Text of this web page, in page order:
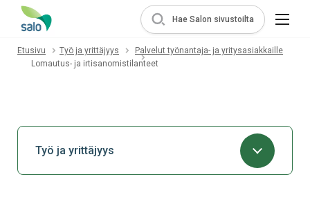
Hae Salon sivustoilta
Etusivu Työ ja yrittäjyys
Palvelut työnantaja- ja yritysasiakkaille
Lomautus- ja irtisanomistilanteet
Työ ja yrittäjyys